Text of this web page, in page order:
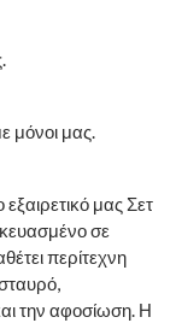
μόνοι μας.
μας Σετ
σε
περίτεχνη
την αφοσίωση. Η